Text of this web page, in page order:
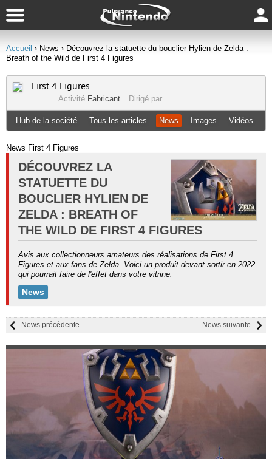
Accueil › News › Découvrez la statuette du bouclier Hylien de Zelda :
Breath of the Wild de First 4 Figures
First 4 Figures
Activité Fabricant Dirigé par
Hub de la société Tous les articles News Images Vidéos
News First 4 Figures
DÉCOUVREZ LA
STATUETTE DU
BOUCLIER HYLIEN DE
ZELDA : BREATH OF
THE WILD DE FIRST 4 FIGURES
Avis aux collectionneurs amateurs des réalisations de First 4
Figures et aux fans de Zelda. Voici un produit devant sortir en 2022
qui pourrait faire de l'effet dans votre vitrine.
News
News suivante
News précédente